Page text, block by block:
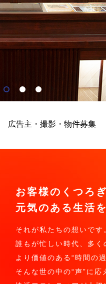
広告主・撮影・物件募集
お客様のくつろ
元気のある生活
それが私たちの想いです
誰もが忙しい時代、多く
より価値のある“時間の
そんな世の中の“声”に応